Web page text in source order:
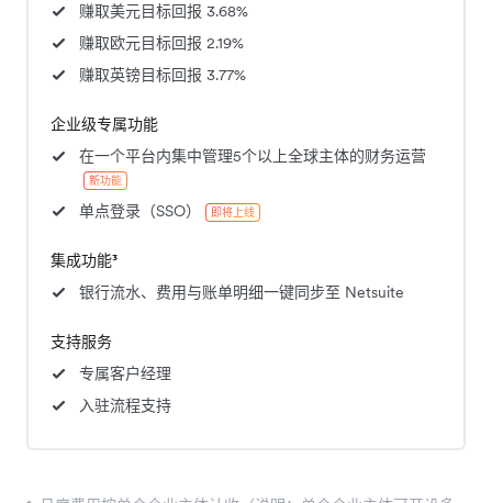
赚取美元目标回报 3.68%
赚取欧元目标回报 2.19%
赚取英镑目标回报 3.77%
企业级专属功能
在一个平台内集中管理5个以上全球主体的财务运营
新功能
单点登录（SSO） 即将上线
集成功能³
银行流水、费用与账单明细一键同步至 Netsuite
支持服务
专属客户经理
入驻流程支持